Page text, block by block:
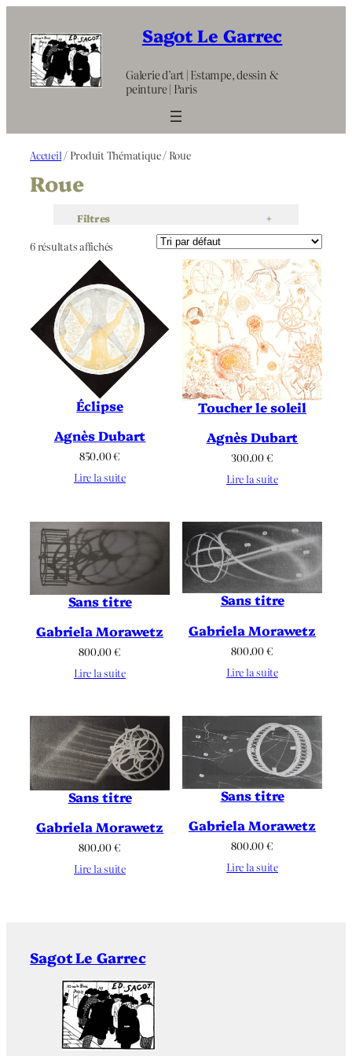
contenu
Sagot Le Garrec
Galerie d’art | Estampe, dessin &
peinture | Paris
Accueil / Produit Thématique / Roue
Roue
Filtres +
6 résultats affichés
Éclipse
Agnès Dubart
850.00€
Lire la suite
Toucher le soleil
Agnès Dubart
300.00€
Lire la suite
Sans titre
Gabriela Morawetz
800.00€
Lire la suite
Sans titre
Gabriela Morawetz
800.00€
Lire la suite
Sans titre
Gabriela Morawetz
800.00€
Lire la suite
Sans titre
Gabriela Morawetz
800.00€
Lire la suite
Sagot Le Garrec